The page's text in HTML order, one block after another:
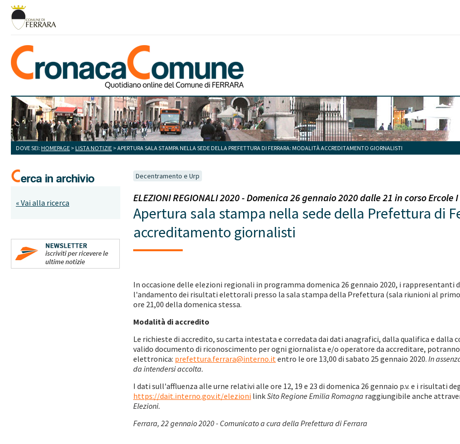
DOVE SEI: HOMEPAGE > LISTA NOTIZIE > APERTURA SALA STAMPA NELLA SEDE DELLA PREFETTURA DI FERRARA: MODALITÀ ACCREDITAMENTO GIORNALISTI
« Vai alla ricerca
Decentramento e Urp
ELEZIONI REGIONALI 2020 - Domenica 26 gennaio 2020 dalle 21 in corso
Apertura sala stampa nella sede della Prefettura di
accreditamento giornalisti
In occasione delle elezioni regionali in programma domenica 26 gennaio 2020, i
l'andamento dei risultati elettorali presso la sala stampa della Prefettura (sala riunioni al primo
ore 21,00 della domenica stessa.
Modalità di accredito
Le richieste di accredito, su carta intestata e corredata dai dati anagrafici, dalla qualifica e
valido documento di riconoscimento per ogni giornalista e/o operatore da accreditare,
elettronica: prefettura.ferrara@interno.itentro le ore 13,00 di sabato 25 gennaio 2020. In
da intendersi accolta.
I dati sull'affluenza alle urne relativi alle ore 12, 19 e 23 di domenica 26 gennaio p.v. e i risultati
https://dait.interno.gov.it/elezioni linkSito Regione Emilia Romagna raggiungibile anche
Elezioni.
Ferrara, 22 gennaio 2020 - Comunicato a cura della Prefettura di Ferrara